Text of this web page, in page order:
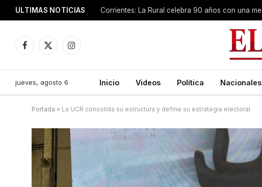
ULTIMAS NOTICIAS
Facebook
X
Instagram
jueves, agosto 6 Inicio Videos Política Nacionales
Portada » La UCR consolida su estructura y define su estrategia electoral